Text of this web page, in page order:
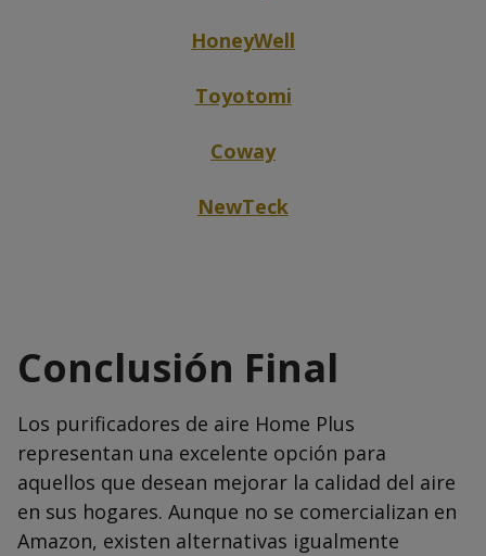
HoneyWell
Toyotomi
Coway
NewTeck
Conclusión Final
Los purificadores de aire Home Plus
representan una excelente opción para
aquellos que desean mejorar la calidad del aire
en sus hogares. Aunque no se comercializan en
Amazon, existen alternativas igualmente